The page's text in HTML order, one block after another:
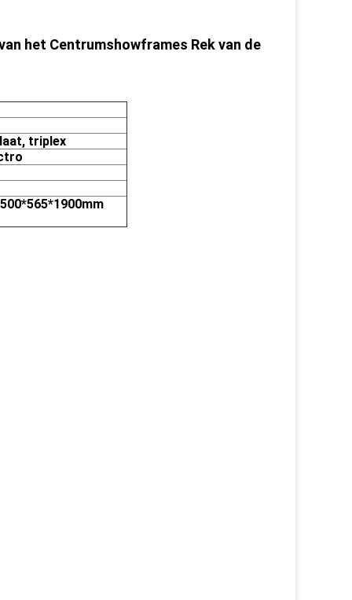
het Centrumshowframes Rek van de
triplex